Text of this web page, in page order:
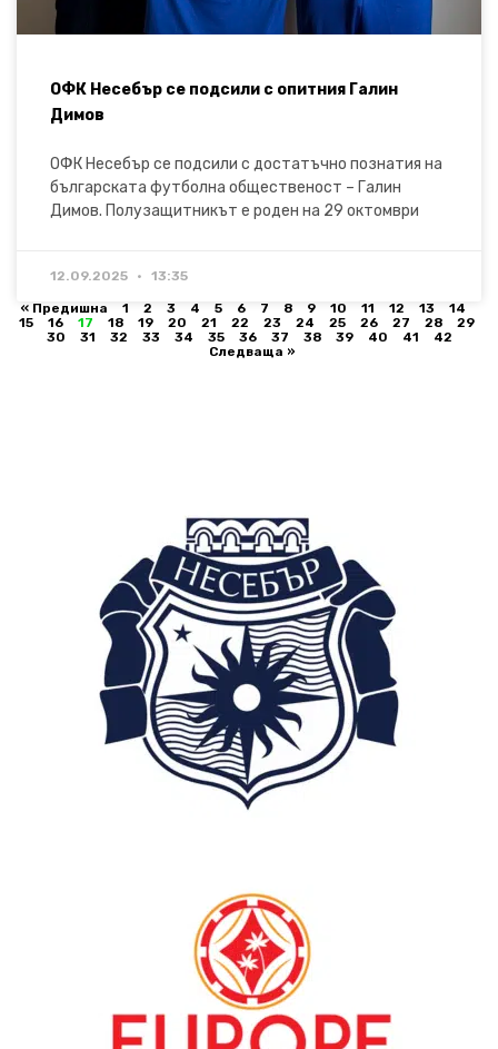
ОФК Несебър се подсили с опитния Галин
Димов
ОФК Несебър се подсили с достатъчно познатия на
българската футболна общественост – Галин
Димов. Полузащитникът е роден на 29 октомври
12.09.2025 13:35
« Предишна 1 2 3 4 5 6 7 8 9 10 11 12 13
14
15
16 17 18 19 20 21 22 23 24 25 26 27 28
29
30
31 32 33 34 35 36 37 38 39 40 41
42
Следваща »